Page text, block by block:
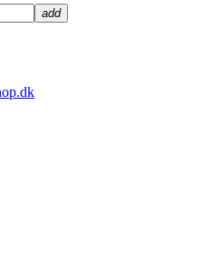
add